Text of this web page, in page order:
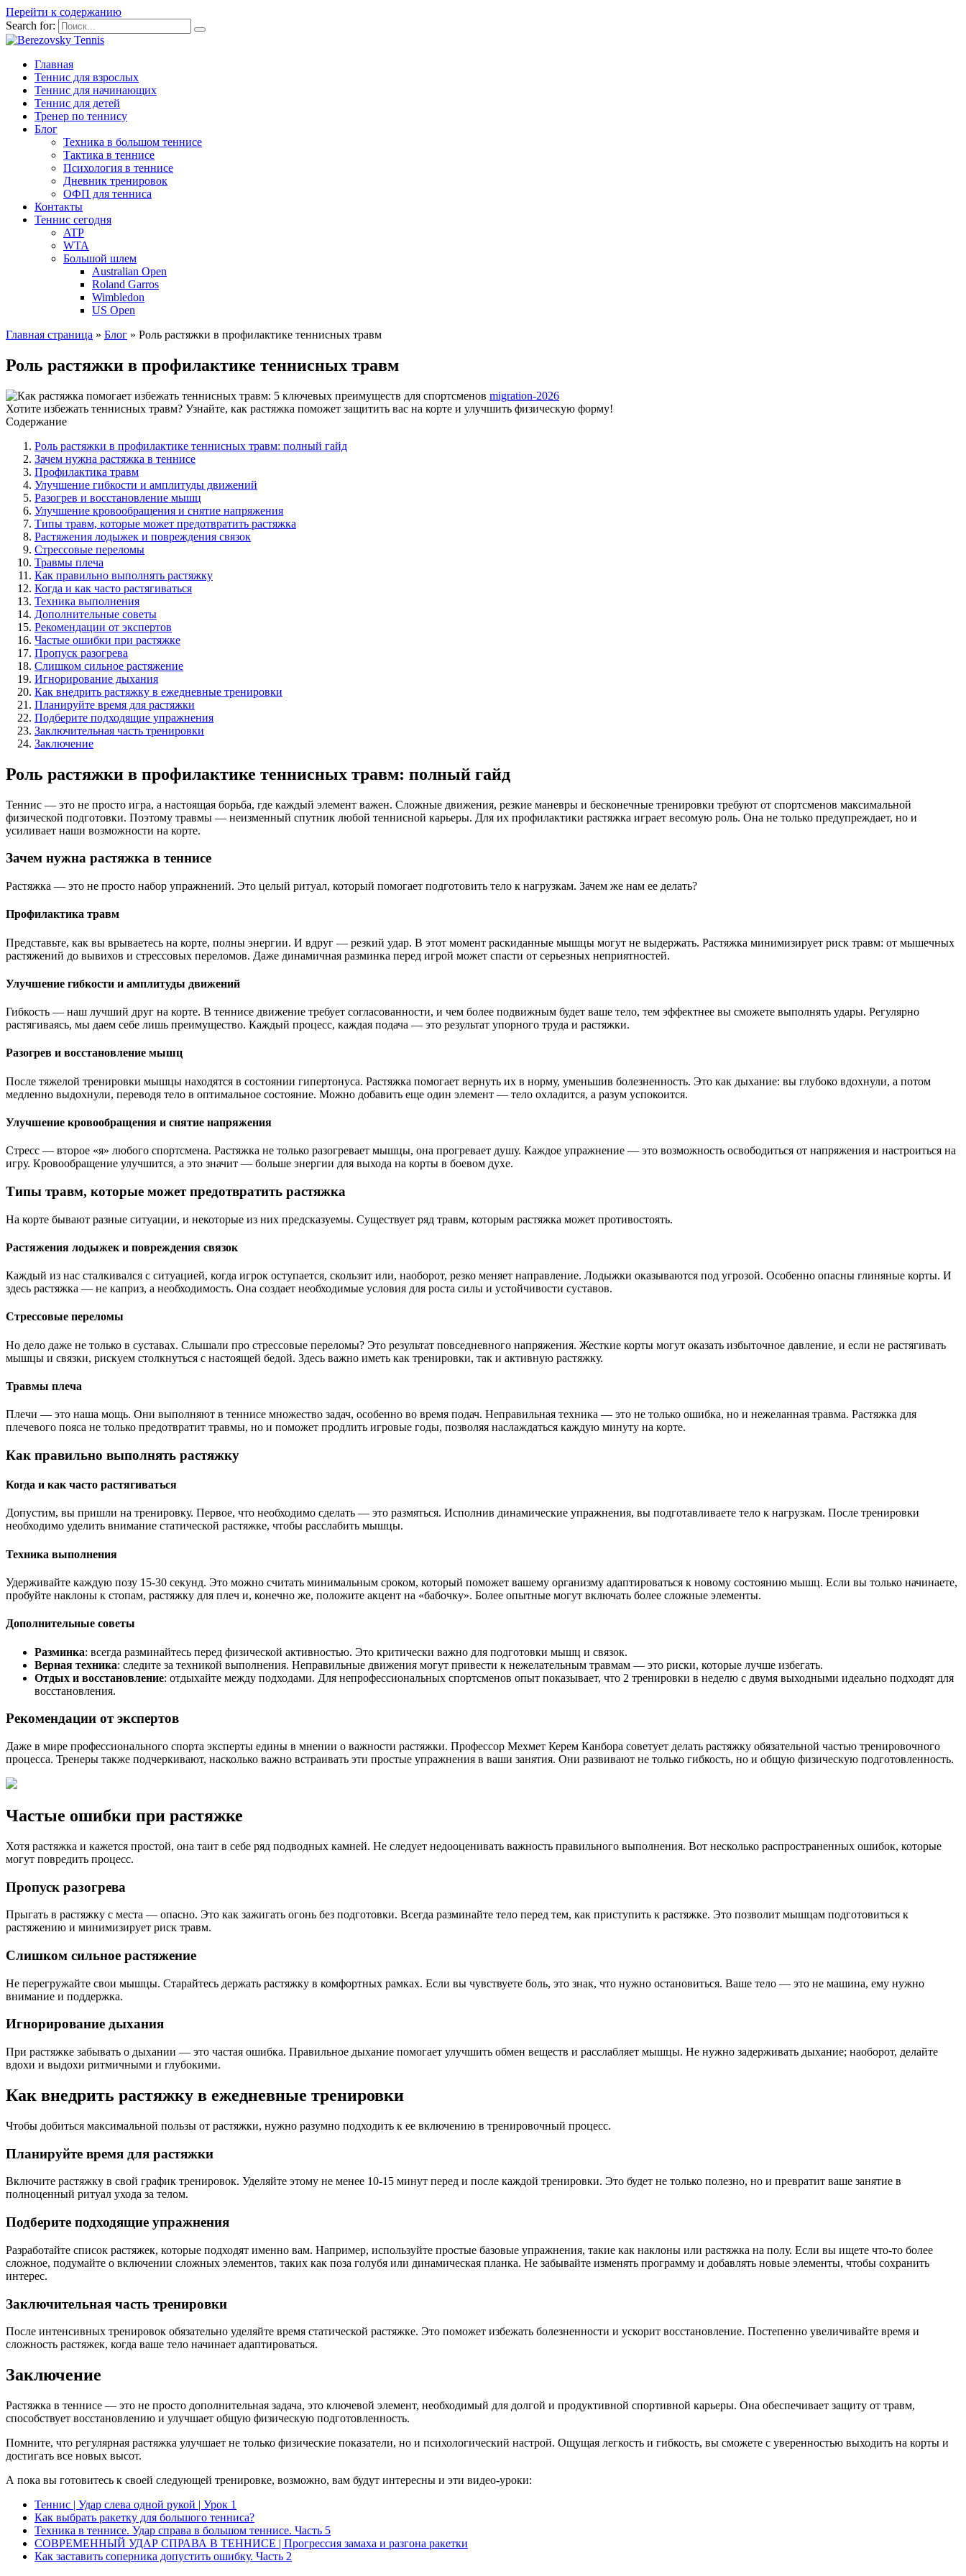
Перейти к содержанию
Search for:
Главная
Теннис для взрослых
Теннис для начинающих
Теннис для детей
Тренер по теннису
Блог
Техника в большом теннисе
Тактика в теннисе
Психология в теннисе
Дневник тренировок
ОФП для тенниса
Контакты
Теннис сегодня
ATP
WTA
Большой шлем
Australian Open
Roland Garros
Wimbledon
US Open
Главная страница » Блог » Роль растяжки в профилактике теннисных травм
Роль растяжки в профилактике теннисных травм
migration-2026
Хотите избежать теннисных травм? Узнайте, как растяжка поможет защитить вас на корте и улучшить физическую форму!
Содержание
Роль растяжки в профилактике теннисных травм: полный гайд
Зачем нужна растяжка в теннисе
Профилактика травм
Улучшение гибкости и амплитуды движений
Разогрев и восстановление мышц
Улучшение кровообращения и снятие напряжения
Типы травм, которые может предотвратить растяжка
Растяжения лодыжек и повреждения связок
Стрессовые переломы
Травмы плеча
Как правильно выполнять растяжку
Когда и как часто растягиваться
Техника выполнения
Дополнительные советы
Рекомендации от экспертов
Частые ошибки при растяжке
Пропуск разогрева
Слишком сильное растяжение
Игнорирование дыхания
Как внедрить растяжку в ежедневные тренировки
Планируйте время для растяжки
Подберите подходящие упражнения
Заключительная часть тренировки
Заключение
Роль растяжки в профилактике теннисных травм: полный гайд
Теннис — это не просто игра, а настоящая борьба, где каждый элемент важен. Сложные движения, резкие маневры и бесконечные тренировки требуют от спортсменов максимальной
физической подготовки. Поэтому травмы — неизменный спутник любой теннисной карьеры. Для их профилактики растяжка играет весомую роль. Она не только предупреждает, но и
усиливает наши возможности на корте.
Зачем нужна растяжка в теннисе
Растяжка — это не просто набор упражнений. Это целый ритуал, который помогает подготовить тело к нагрузкам. Зачем же нам ее делать?
Профилактика травм
Представьте, как вы врываетесь на корте, полны энергии. И вдруг — резкий удар. В этот момент раскиданные мышцы могут не выдержать. Растяжка минимизирует риск травм: от мышечных
растяжений до вывихов и стрессовых переломов. Даже динамичная разминка перед игрой может спасти от серьезных неприятностей.
Улучшение гибкости и амплитуды движений
Гибкость — наш лучший друг на корте. В теннисе движение требует согласованности, и чем более подвижным будет ваше тело, тем эффектнее вы сможете выполнять удары. Регулярно
растягиваясь, мы даем себе лишь преимущество. Каждый процесс, каждая подача — это результат упорного труда и растяжки.
Разогрев и восстановление мышц
После тяжелой тренировки мышцы находятся в состоянии гипертонуса. Растяжка помогает вернуть их в норму, уменьшив болезненность. Это как дыхание: вы глубоко вдохнули, а потом
медленно выдохнули, переводя тело в оптимальное состояние. Можно добавить еще один элемент — тело охладится, а разум успокоится.
Улучшение кровообращения и снятие напряжения
Стресс — второе «я» любого спортсмена. Растяжка не только разогревает мышцы, она прогревает душу. Каждое упражнение — это возможность освободиться от напряжения и настроиться на
игру. Кровообращение улучшится, а это значит — больше энергии для выхода на корты в боевом духе.
Типы травм, которые может предотвратить растяжка
На корте бывают разные ситуации, и некоторые из них предсказуемы. Существует ряд травм, которым растяжка может противостоять.
Растяжения лодыжек и повреждения связок
Каждый из нас сталкивался с ситуацией, когда игрок оступается, скользит или, наоборот, резко меняет направление. Лодыжки оказываются под угрозой. Особенно опасны глиняные корты. И
здесь растяжка — не каприз, а необходимость. Она создает необходимые условия для роста силы и устойчивости суставов.
Стрессовые переломы
Но дело даже не только в суставах. Слышали про стрессовые переломы? Это результат повседневного напряжения. Жесткие корты могут оказать избыточное давление, и если не растягивать
мышцы и связки, рискуем столкнуться с настоящей бедой. Здесь важно иметь как тренировки, так и активную растяжку.
Травмы плеча
Плечи — это наша мощь. Они выполняют в теннисе множество задач, особенно во время подач. Неправильная техника — это не только ошибка, но и нежеланная травма. Растяжка для
плечевого пояса не только предотвратит травмы, но и поможет продлить игровые годы, позволяя наслаждаться каждую минуту на корте.
Как правильно выполнять растяжку
Когда и как часто растягиваться
Допустим, вы пришли на тренировку. Первое, что необходимо сделать — это размяться. Исполнив динамические упражнения, вы подготавливаете тело к нагрузкам. После тренировки
необходимо уделить внимание статической растяжке, чтобы расслабить мышцы.
Техника выполнения
Удерживайте каждую позу 15-30 секунд. Это можно считать минимальным сроком, который поможет вашему организму адаптироваться к новому состоянию мышц. Если вы только начинаете,
пробуйте наклоны к стопам, растяжку для плеч и, конечно же, положите акцент на «бабочку». Более опытные могут включать более сложные элементы.
Дополнительные советы
Разминка: всегда разминайтесь перед физической активностью. Это критически важно для подготовки мышц и связок.
Верная техника: следите за техникой выполнения. Неправильные движения могут привести к нежелательным травмам — это риски, которые лучше избегать.
Отдых и восстановление: отдыхайте между подходами. Для непрофессиональных спортсменов опыт показывает, что 2 тренировки в неделю с двумя выходными идеально подходят для
восстановления.
Рекомендации от экспертов
Даже в мире профессионального спорта эксперты едины в мнении о важности растяжки. Профессор Мехмет Керем Канбора советует делать растяжку обязательной частью тренировочного
процесса. Тренеры также подчеркивают, насколько важно встраивать эти простые упражнения в ваши занятия. Они развивают не только гибкость, но и общую физическую подготовленность.
Частые ошибки при растяжке
Хотя растяжка и кажется простой, она таит в себе ряд подводных камней. Не следует недооценивать важность правильного выполнения. Вот несколько распространенных ошибок, которые
могут повредить процесс.
Пропуск разогрева
Прыгать в растяжку с места — опасно. Это как зажигать огонь без подготовки. Всегда разминайте тело перед тем, как приступить к растяжке. Это позволит мышцам подготовиться к
растяжению и минимизирует риск травм.
Слишком сильное растяжение
Не перегружайте свои мышцы. Старайтесь держать растяжку в комфортных рамках. Если вы чувствуете боль, это знак, что нужно остановиться. Ваше тело — это не машина, ему нужно
внимание и поддержка.
Игнорирование дыхания
При растяжке забывать о дыхании — это частая ошибка. Правильное дыхание помогает улучшить обмен веществ и расслабляет мышцы. Не нужно задерживать дыхание; наоборот, делайте
вдохи и выдохи ритмичными и глубокими.
Как внедрить растяжку в ежедневные тренировки
Чтобы добиться максимальной пользы от растяжки, нужно разумно подходить к ее включению в тренировочный процесс.
Планируйте время для растяжки
Включите растяжку в свой график тренировок. Уделяйте этому не менее 10-15 минут перед и после каждой тренировки. Это будет не только полезно, но и превратит ваше занятие в
полноценный ритуал ухода за телом.
Подберите подходящие упражнения
Разработайте список растяжек, которые подходят именно вам. Например, используйте простые базовые упражнения, такие как наклоны или растяжка на полу. Если вы ищете что-то более
сложное, подумайте о включении сложных элементов, таких как поза голубя или динамическая планка. Не забывайте изменять программу и добавлять новые элементы, чтобы сохранить
интерес.
Заключительная часть тренировки
После интенсивных тренировок обязательно уделяйте время статической растяжке. Это поможет избежать болезненности и ускорит восстановление. Постепенно увеличивайте время и
сложность растяжек, когда ваше тело начинает адаптироваться.
Заключение
Растяжка в теннисе — это не просто дополнительная задача, это ключевой элемент, необходимый для долгой и продуктивной спортивной карьеры. Она обеспечивает защиту от травм,
способствует восстановлению и улучшает общую физическую подготовленность.
Помните, что регулярная растяжка улучшает не только физические показатели, но и психологический настрой. Ощущая легкость и гибкость, вы сможете с уверенностью выходить на корты и
достигать все новых высот.
А пока вы готовитесь к своей следующей тренировке, возможно, вам будут интересны и эти видео-уроки:
Теннис | Удар слева одной рукой | Урок 1
Как выбрать ракетку для большого тенниса?
Техника в теннисе. Удар справа в большом теннисе. Часть 5
СОВРЕМЕННЫЙ УДАР СПРАВА В ТЕННИСЕ | Прогрессия замаха и разгона ракетки
Как заставить соперника допустить ошибку. Часть 2